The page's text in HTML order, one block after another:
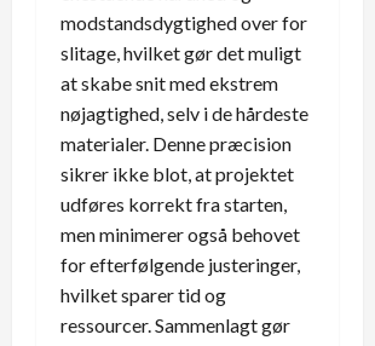
modstandsdygtighed over for
slitage, hvilket gør det muligt
at skabe snit med ekstrem
nøjagtighed, selv i de hårdeste
materialer. Denne præcision
sikrer ikke blot, at projektet
udføres korrekt fra starten,
men minimerer også behovet
for efterfølgende justeringer,
hvilket sparer tid og
ressourcer. Sammenlagt gør